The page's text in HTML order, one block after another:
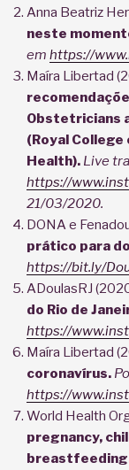
Anna Beatriz
neste
em https://
Maíra Libertad
Obstetricians
(Royal
Health). Live
https://
21/03/2020.
DONA e
prático para
https://bit.ly/
ADoulasRJ
do Rio de
https://
Maíra Libertad
coronavírus.
https://
World Health
pregnancy,